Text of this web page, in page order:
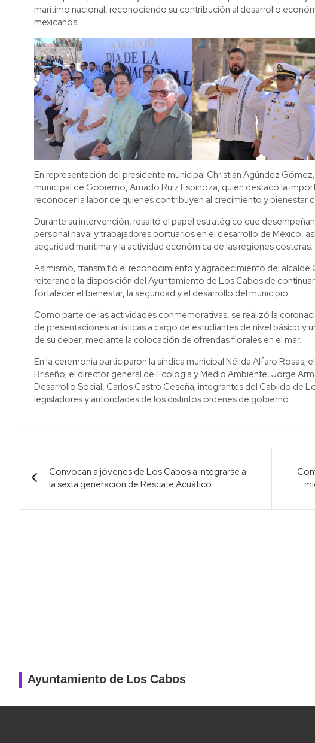
marítimo nacional, reconociendo su contribución al desarrollo
mexicanos.
En representación del presidente municipal Christian Agúndez
municipal de Gobierno, Amado Ruiz Espinoza, quien destacó la
reconocer la labor de quienes contribuyen al crecimiento y bienestar
Durante su intervención, resaltó el papel estratégico que
personal naval y trabajadores portuarios en el desarrollo de México,
seguridad marítima y la actividad económica de las regiones costeras.
Asimismo, transmitió el reconocimiento y agradecimiento del alcalde
reiterando la disposición del Ayuntamiento de Los Cabos de
fortalecer el bienestar, la seguridad y el desarrollo del municipio.
Como parte de las actividades conmemorativas, se realizó la
de presentaciones artísticas a cargo de estudiantes de nivel básico y
de su deber, mediante la colocación de ofrendas florales en el mar.
En la ceremonia participaron la síndica municipal Nélida Alfaro Rosas;
Briseño; el director general de Ecología y Medio Ambiente, Jorge
Desarrollo Social, Carlos Castro Ceseña; integrantes del Cabildo de
legisladores y autoridades de los distintos órdenes de gobierno.
Navegación
de
entradas
Convocan a jóvenes de Los Cabos a integrarse a
la sexta generación de Rescate Acuático
Ayuntamiento de Los Cabos